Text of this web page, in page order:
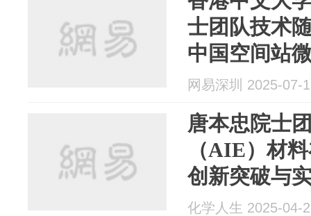
士团队技术
中国空间站
网易深圳 2025-07-
唐本忠院士
（AIE）材
创新突破与
化学人生 2025-04-